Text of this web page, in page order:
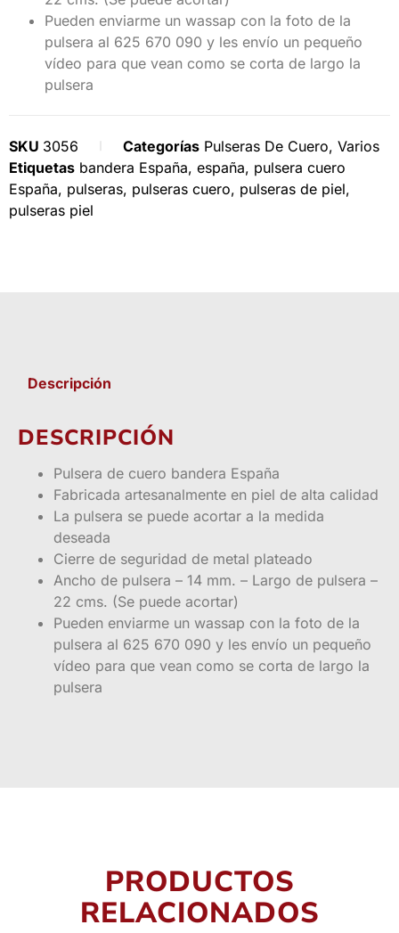
Pueden enviarme un wassap con la foto de la
pulsera al 625 670 090 y les envío un pequeño
vídeo para que vean como se corta de largo la
pulsera
SKU 3056 Categorías Pulseras De Cuero, Varios
Etiquetas bandera España, españa, pulsera cuero
España, pulseras, pulseras cuero, pulseras de piel,
pulseras piel
Descripción
DESCRIPCIÓN
Pulsera de cuero bandera España
Fabricada artesanalmente en piel de alta calidad
La pulsera se puede acortar a la medida
deseada
Cierre de seguridad de metal plateado
Ancho de pulsera – 14 mm. – Largo de pulsera –
22 cms. (Se puede acortar)
Pueden enviarme un wassap con la foto de la
pulsera al 625 670 090 y les envío un pequeño
vídeo para que vean como se corta de largo la
pulsera
PRODUCTOS
RELACIONADOS